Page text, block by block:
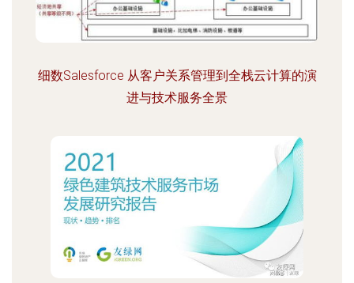
细数Salesforce 从客户关系管理到全栈云计算的演
进与技术服务全景